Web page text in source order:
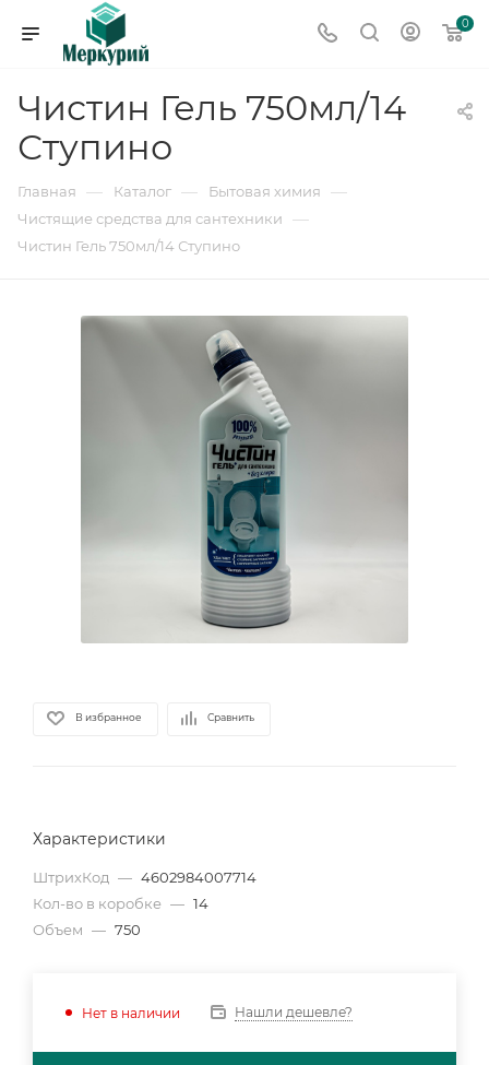
0
Чистин Гель 750мл/14
Ступино
Главная — Каталог — Бытовая химия —
Чистящие средства для сантехники —
Чистин Гель 750мл/14 Ступино
В избранное Сравнить
Характеристики
ШтрихКод — 4602984007714
Кол-во в коробке — 14
Объем — 750
Нет в наличии Нашли дешевле?